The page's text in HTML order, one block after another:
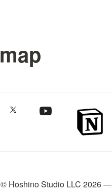
map
© Hoshino Studio LLC 2026 —